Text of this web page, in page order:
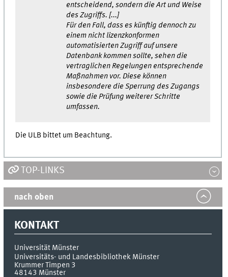
entscheidend, sondern die Art und Weise
des Zugriffs. [...]
Für den Fall, dass es künftig dennoch zu
einem nicht lizenz­konformen
automatisierten Zugriff auf unsere
Datenbank kommen sollte, sehen die
vertraglichen Regelungen entsprechende
Maßnahmen vor. Diese können
insbesondere die Sperrung des Zugangs
sowie die Prüfung weiterer Schritte
umfassen.
Die ULB bittet um Beachtung.
TOP-LINKS
nach oben
KONTAKT
Universität Münster
Universitäts- und Landesbibliothek Münster
Krummer Timpen 3
48143 Münster